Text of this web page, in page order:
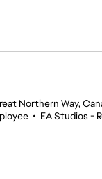
Northern Way,
• EA Studios -